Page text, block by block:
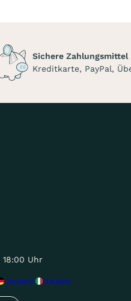
Sichere Zahlungsmittel
Kreditkarte, PayPal,
Uhr
Deutsch Italiano